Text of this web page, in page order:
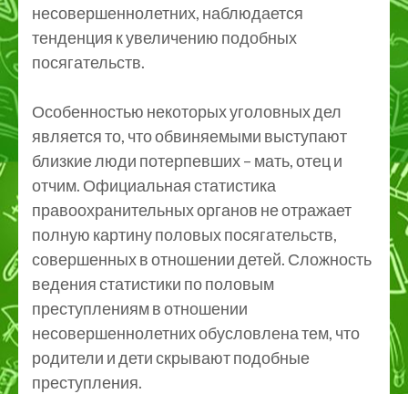
несовершеннолетних, наблюдается
тенденция к увеличению подобных
посягательств.
Особенностью некоторых уголовных дел
является то, что обвиняемыми выступают
близкие люди потерпевших – мать, отец и
отчим. Официальная статистика
правоохранительных органов не отражает
полную картину половых посягательств,
совершенных в отношении детей. Сложность
ведения статистики по половым
преступлениям в отношении
несовершеннолетних обусловлена тем, что
родители и дети скрывают подобные
преступления.